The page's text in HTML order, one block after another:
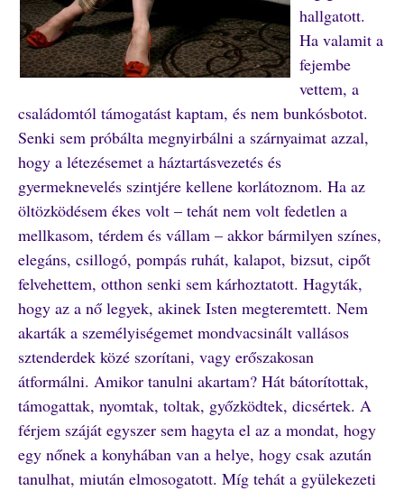
hallgatott.
Ha valamit a
fejembe
vettem, a
családomtól támogatást kaptam, és nem bunkósbotot.
Senki sem próbálta megnyirbálni a szárnyaimat azzal,
hogy a létezésemet a háztartásvezetés és
gyermeknevelés szintjére kellene korlátoznom. Ha az
öltözködésem ékes volt – tehát nem volt fedetlen a
mellkasom, térdem és vállam – akkor bármilyen színes,
elegáns, csillogó, pompás ruhát, kalapot, bizsut, cipőt
felvehettem, otthon senki sem kárhoztatott. Hagyták,
hogy az a nő legyek, akinek Isten megteremtett. Nem
akarták a személyiségemet mondvacsinált vallásos
sztenderdek közé szorítani, vagy erőszakosan
átformálni. Amikor tanulni akartam? Hát bátorítottak,
támogattak, nyomtak, toltak, győzködtek, dicsértek. A
férjem száját egyszer sem hagyta el az a mondat, hogy
egy nőnek a konyhában van a helye, hogy csak azután
tanulhat, miután elmosogatott. Míg tehát a gyülekezeti